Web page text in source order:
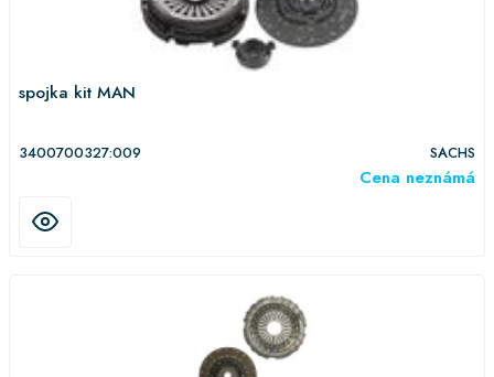
spojka kit MAN
3400700327:009 SACHS
Cena neznámá